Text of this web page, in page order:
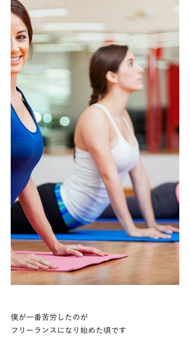
僕が一番苦労したのが
フリーランスになり始めた頃です